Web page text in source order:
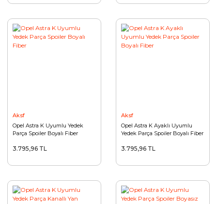
Aksf
Opel Astra K Uyumlu Yedek
Parça Spoiler Boyalı Fiber
3.795,96 TL
Aksf
Opel Astra K Ayaklı Uyumlu
Yedek Parça Spoiler Boyalı Fiber
3.795,96 TL